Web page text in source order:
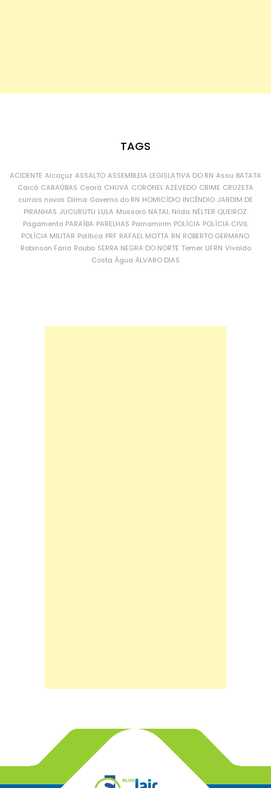
TAGS
ACIDENTE Alcaçuz ASSALTO ASSEMBLEIA LEGISLATIVA DO RN Assu BATATA
Caicó CARAÚBAS Ceará CHUVA CORONEL AZEVEDO CRIME CRUZETA
currais novos Dilma Governo do RN HOMICÍDIO INCÊNDIO JARDIM DE
PIRANHAS JUCURUTU LULA Mossoró NATAL Nilda NÉLTER QUEIROZ
Pagamento PARAÍBA PARELHAS Parnamirim POLÍCIA POLÍCIA CIVIL
POLÍCIA MILITAR Política PRF RAFAEL MOTTA RN ROBERTO GERMANO
Robinson Faria Roubo SERRA NEGRA DO NORTE Temer UFRN Vivaldo
Costa Água ÁLVARO DIAS